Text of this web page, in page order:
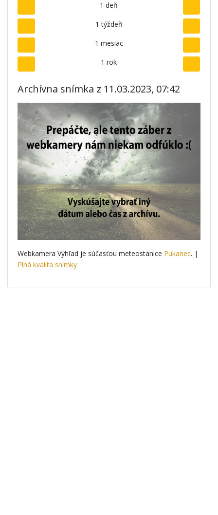
1 deň
1 týždeň
1 mesiac
1 rok
Archívna snímka z 11.03.2023, 07:42
Webkamera Výhľad je súčasťou meteostanice Pukanec. |
Plná kvalita snímky